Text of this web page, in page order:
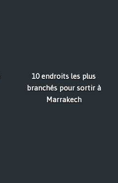
10 endroits les plus
branchés pour sortir à
Marrakech